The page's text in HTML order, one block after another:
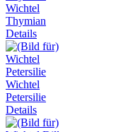
Wichtel
Thymian
Details
Wichtel
Petersilie
Details